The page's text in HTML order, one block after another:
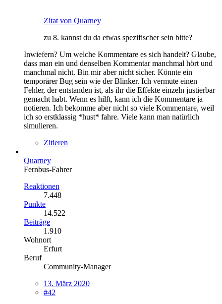
Zitat von Quarney
zu 8. kannst du da etwas spezifischer sein bitte?
Inwiefern? Um welche Kommentare es sich handelt? Glaube,
dass man ein und denselben Kommentar manchmal hört und
manchmal nicht. Bin mir aber nicht sicher. Könnte ein
temporärer Bug sein wie der Blinker. Ich vermute einen
Fehler, der entstanden ist, als ihr die Effekte einzeln justierbar
gemacht habt. Wenn es hilft, kann ich die Kommentare ja
notieren. Ich bekomme aber nicht so viele Kommentare, weil
ich so erstklassig *hust* fahre. Viele kann man natürlich
simulieren.
Zitieren
Quarney
Fernbus-Fahrer
Reaktionen
7.448
Punkte
14.522
Beiträge
1.910
Wohnort
Erfurt
Beruf
Community-Manager
13. März 2020
#42